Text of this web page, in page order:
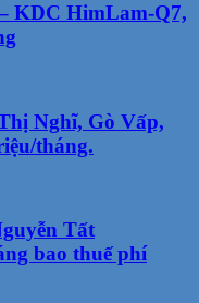
KDC HimLam-Q7,
Nghĩ, Gò Vấp,
tháng.
Tất
bao thuế phí